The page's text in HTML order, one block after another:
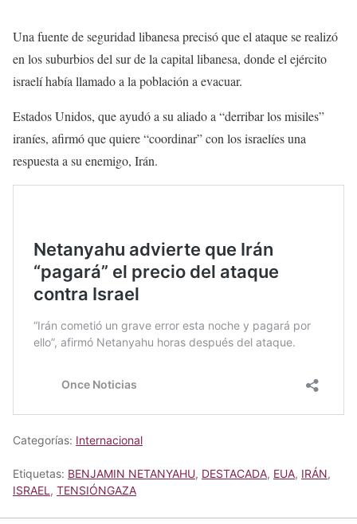
Una fuente de seguridad libanesa precisó que el ataque se realizó
en los suburbios del sur de la capital libanesa, donde el ejército
israelí había llamado a la población a evacuar.
Estados Unidos, que ayudó a su aliado a “derribar los misiles”
iraníes, afirmó que quiere “coordinar” con los israelíes una
respuesta a su enemigo, Irán.
Categorías: Internacional
Etiquetas: BENJAMIN NETANYAHU, DESTACADA, EUA, IRÁN,
ISRAEL , TENSIÓNGAZA